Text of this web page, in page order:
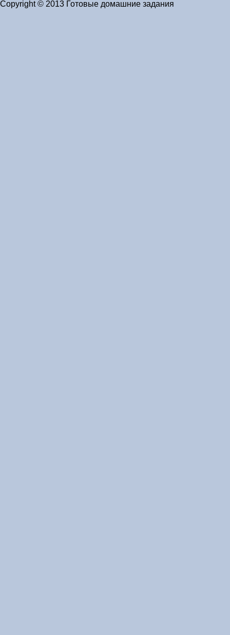
Copyright © 2013 Готовые домашние задания